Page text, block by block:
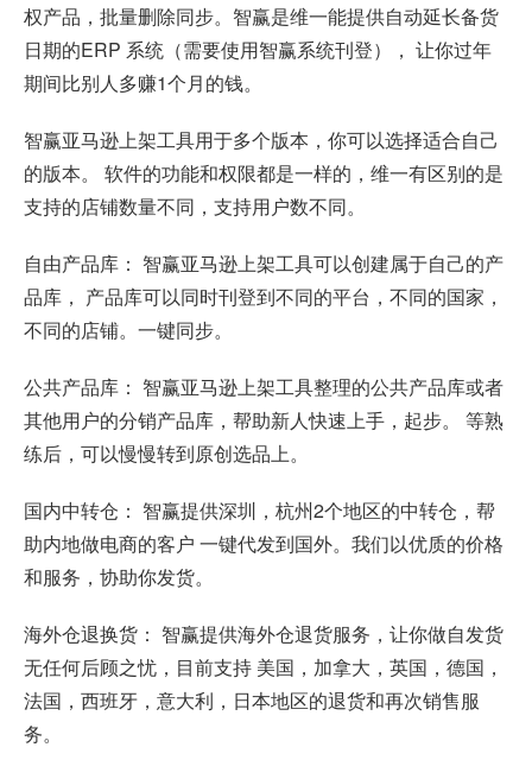
权产品，批量删除同步。智赢是维一能提供自动延长备货
日期的ERP 系统（需要使用智赢系统刊登）， 让你过年
期间比别人多赚1个月的钱。
智赢亚马逊上架工具用于多个版本，你可以选择适合自己
的版本。 软件的功能和权限都是一样的，维一有区别的是
支持的店铺数量不同，支持用户数不同。
自由产品库： 智赢亚马逊上架工具可以创建属于自己的产
品库， 产品库可以同时刊登到不同的平台，不同的国家，
不同的店铺。一键同步。
公共产品库： 智赢亚马逊上架工具整理的公共产品库或者
其他用户的分销产品库，帮助新人快速上手，起步。 等熟
练后，可以慢慢转到原创选品上。
国内中转仓： 智赢提供深圳，杭州2个地区的中转仓，帮
助内地做电商的客户 一键代发到国外。我们以优质的价格
和服务，协助你发货。
海外仓退换货： 智赢提供海外仓退货服务，让你做自发货
无任何后顾之忧，目前支持 美国，加拿大，英国，德国，
法国，西班牙，意大利，日本地区的退货和再次销售服
务。